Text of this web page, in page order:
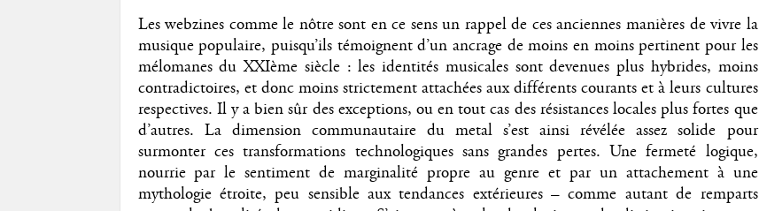
Les webzines comme le nôtre sont en ce sens un rappel de ces anciennes manières de vivre la
musique populaire, puisqu’ils témoignent d’un ancrage de moins en moins pertinent pour les
mélomanes du XXIème siècle : les identités musicales sont devenues plus hybrides, moins
contradictoires, et donc moins strictement attachées aux différents courants et à leurs cultures
respectives. Il y a bien sûr des exceptions, ou en tout cas des résistances locales plus fortes que
d’autres. La dimension communautaire du metal s’est ainsi révélée assez solide pour
surmonter ces transformations technologiques sans grandes pertes. Une fermeté logique,
nourrie par le sentiment de marginalité propre au genre et par un attachement à une
mythologie étroite, peu sensible aux tendances extérieures – comme autant de remparts